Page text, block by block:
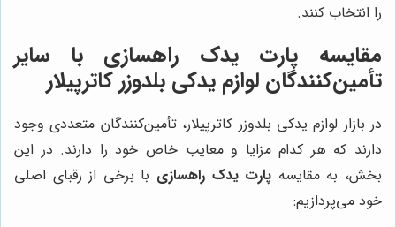
را انتخاب کنند.
مقایسه پارت یدک راهسازی با سایر
تأمین‌کنندگان لوازم یدکی بلدوزر کاترپیلار
در بازار لوازم یدکی بلدوزر کاترپیلار، تأمین‌کنندگان متعددی وجود
دارند که هر کدام مزایا و معایب خاص خود را دارند. در این
بخش، به مقایسه پارت یدک راهسازی با برخی از رقبای اصلی
خود می‌پردازیم: